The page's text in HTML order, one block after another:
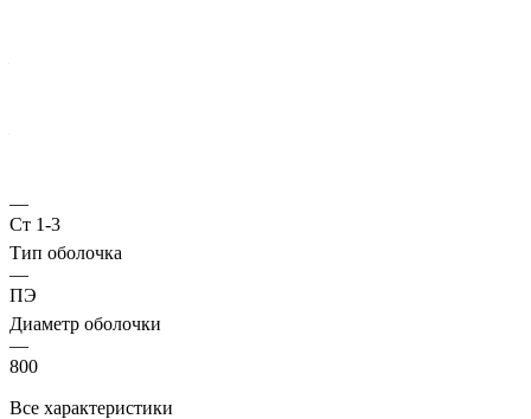
—
Ст 1-3
Тип оболочка
—
ПЭ
Диаметр оболочки
—
800
Все характеристики